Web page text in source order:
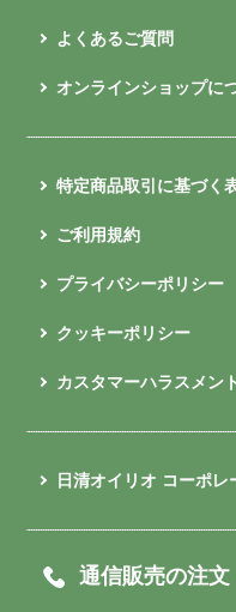
よくあるご質問
オンラインショップに
特定商品取引に基づく
ご利用規約
プライバシーポリシー
クッキーポリシー
カスタマーハラスメン
日清オイリオ コーポレ
通信販売の注